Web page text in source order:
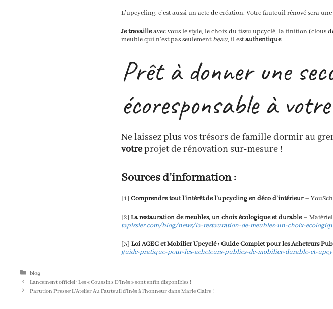
L’upcycling, c’est aussi un acte de création. Votre fauteuil rénové sera une
Je travailleavec vous le style, le choix du tissu upcyclé, la finition (clous
meuble qui n’est pas seulementbeau, il estauthentique.
Prêt à donner une
écoresponsable à
Ne laissez plus vos trésors de famille dormir au
votreprojet de rénovation sur-mesure !
Sources d’information :
[1] Comprendre tout l’intérêt de l’upcycling en déco d’intérieur–
[2] La restauration de meubles, un choix écologique et durable– Matériel
tapissier.com/blog/news/la-restauration-de-meubles-un-choix-
[3] Loi AGEC et Mobilier Upcyclé : Guide Complet pour les Acheteurs
guide-pratique-pour-les-acheteurs-publics-de-mobilier-durable-et-
Catégories
blog
Lancement officiel : Les « Coussins D’Inès » sont enfin disponibles !
Parution Presse: L’Atelier Au Fauteuil d’Inès à l’honneur dans Marie Claire !